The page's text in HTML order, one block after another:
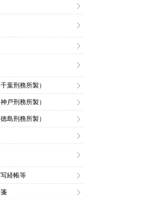
葉刑務所製）
戸刑務所製）
島刑務所製）
経帳等